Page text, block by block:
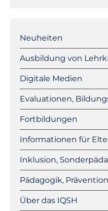
überspringen
Neuheiten
Ausbildung von
Digitale Medien
Evaluationen,
Fortbildungen
Informationen für
Inklusion,
Pädagogik, Prävention
Über das IQSH